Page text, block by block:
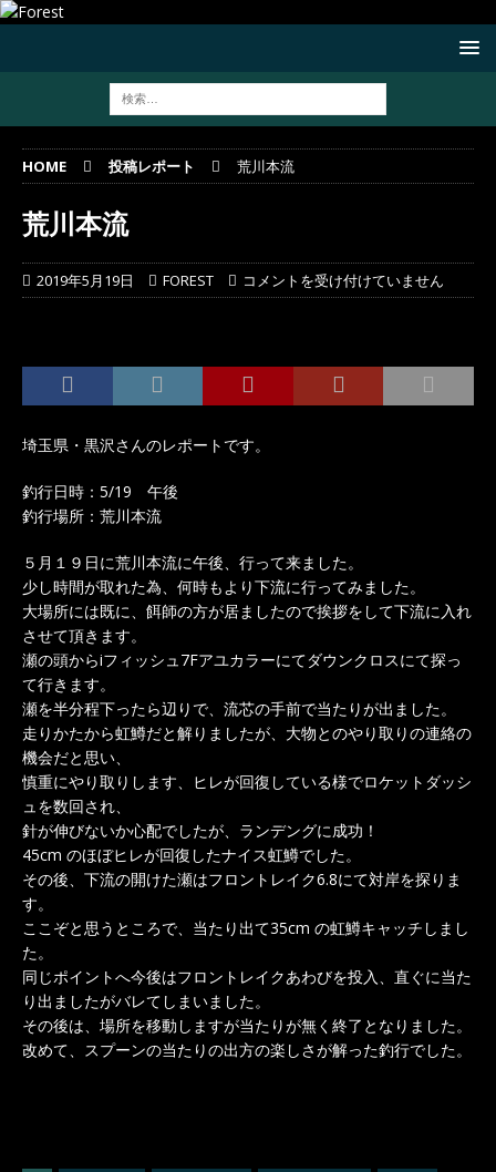
HOME 投稿レポート 荒川本流
荒川本流
2019年5月19日 FOREST コメントを受け付けていません
埼玉県・黒沢さんのレポートです。
釣行日時：5/19 午後
釣行場所：荒川本流
５月１９日に荒川本流に午後、行って来ました。
少し時間が取れた為、何時もより下流に行ってみました。
大場所には既に、餌師の方が居ましたので挨拶をして下流に入れ
させて頂きます。
瀬の頭からiフィッシュ7Fアユカラーにてダウンクロスにて探っ
て行きます。
瀬を半分程下ったら辺りで、流芯の手前で当たりが出ました。
走りかたから虹鱒だと解りましたが、大物とのやり取りの連絡の
機会だと思い、
慎重にやり取りします、ヒレが回復している様でロケットダッシ
ュを数回され、
針が伸びないか心配でしたが、ランデングに成功！
45cm のほぼヒレが回復したナイス虹鱒でした。
その後、下流の開けた瀬はフロントレイク6.8にて対岸を探りま
す。
ここぞと思うところで、当たり出て35cm の虹鱒キャッチしまし
た。
同じポイントへ今後はフロントレイクあわびを投入、直ぐに当た
り出ましたがバレてしまいました。
その後は、場所を移動しますが当たりが無く終了となりました。
改めて、スプーンの当たりの出方の楽しさが解った釣行でした。